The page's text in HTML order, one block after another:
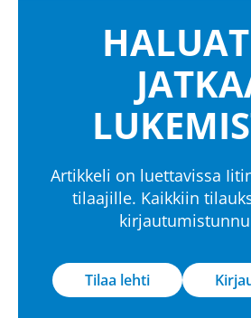
Artikkeli on luettavissa
tilaajille. Kaikkiin
Tilaa lehti